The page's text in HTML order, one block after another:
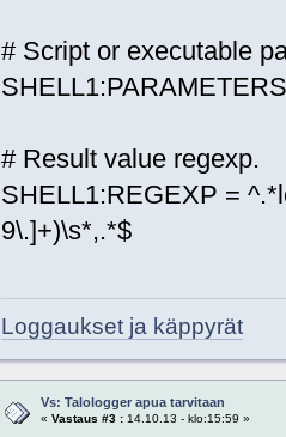
# Script or executable
# Result value regexp.
SHELL1:REGEXP =
9\.]+)\s*,.*$
Loggaukset ja käppyrät
Vs: Talologger apua tarvitaan
« Vastaus #3 :14.10.13 - klo:15:59 »